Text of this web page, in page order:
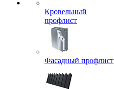
Кровельный
профлист
Фасадный профлист